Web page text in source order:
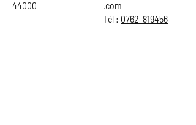
44000
.com
Tél : 0762-819456